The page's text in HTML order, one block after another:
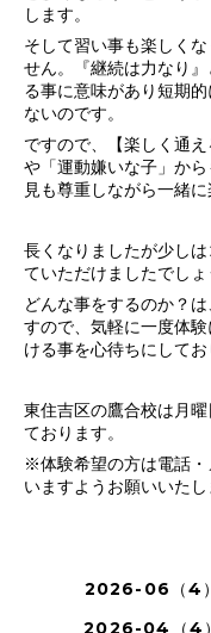
します。
そして習い事も楽しく
せん。『継続は力なり
る事に意味があり短期
ないのです。
ですので、【楽しく通え
や「運動嫌いな子」か
見も尊重しながら一緒
長くなりましたが少し
ていただけましたでしょ
どんな事をするのか？
すので、気軽に一度体
ける事を心待ちにしてお
東住吉区の鷹合校は月
ております。
※体験希望の方は電話
いますようお願いいたし
2026-06（4）
2026-04（4）